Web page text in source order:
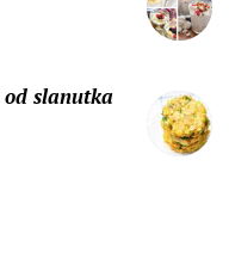
od slanutka